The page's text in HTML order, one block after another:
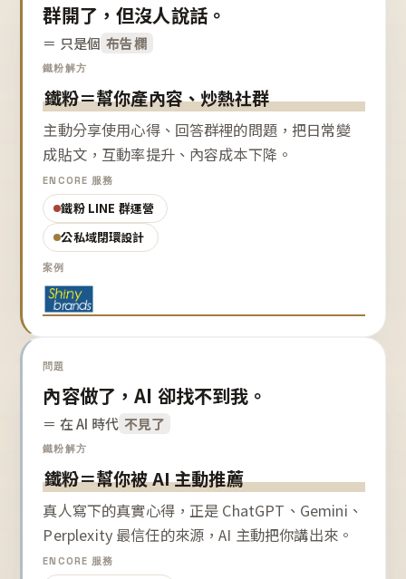
群開了，但沒人說話。
＝ 只是個 布告欄
鐵粉解方
鐵粉＝幫你產內容、炒熱社群
主動分享使用心得、回答群裡的問題，把日常變
成貼文，互動率提升、內容成本下降。
ENCORE 服務
鐵粉 LINE 群運營
公私域閉環設計
案例
問題
內容做了，AI 卻找不到我。
＝ 在 AI 時代 不見了
鐵粉解方
鐵粉＝幫你被 AI 主動推薦
真人寫下的真實心得，正是 ChatGPT、Gemini、
Perplexity 最信任的來源，AI 主動把你講出來。
ENCORE 服務